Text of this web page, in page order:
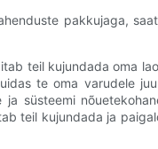
pakkujaga,
teil kujundada oma
te oma varudele
süsteemi
teil kujundada ja